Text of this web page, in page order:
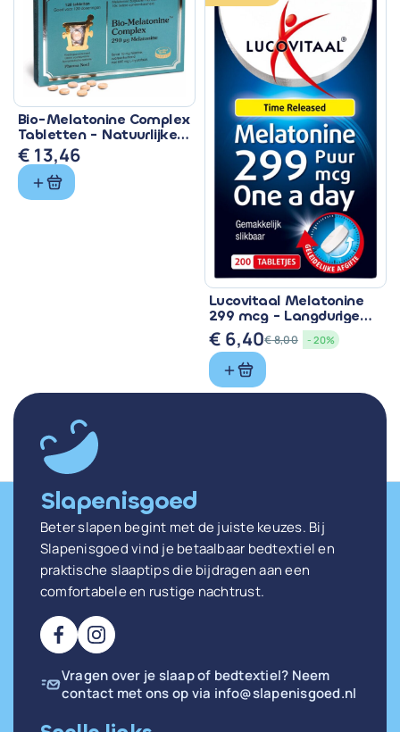
Bio-Melatonine Complex
Tabletten - Natuurlijke
Slaapondersteuning
€ 13,46
Lucovitaal Melatonine
299 mcg - Langdurige
Werkzaamheid
€8,00
Oorspronkelijke
prijs
was:
€ 6,40
Huidige
prijs
is:
- 20%
Slapenisgoed
Beter slapen begint met de juiste keuzes. Bij
Slapenisgoed vind je betaalbaar bedtextiel en
praktische slaaptips die bijdragen aan een
comfortabele en rustige nachtrust.
Vragen over je slaap of bedtextiel? Neem
contact met ons op via info@slapenisgoed.nl